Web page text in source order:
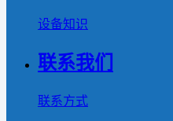
设备知识
联系我们
联系方式